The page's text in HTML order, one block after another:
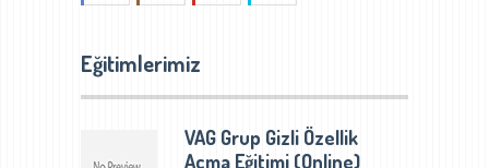
Eğitimlerimiz
VAG Grup Gizli Özellik
Açma Eğitimi (Online)